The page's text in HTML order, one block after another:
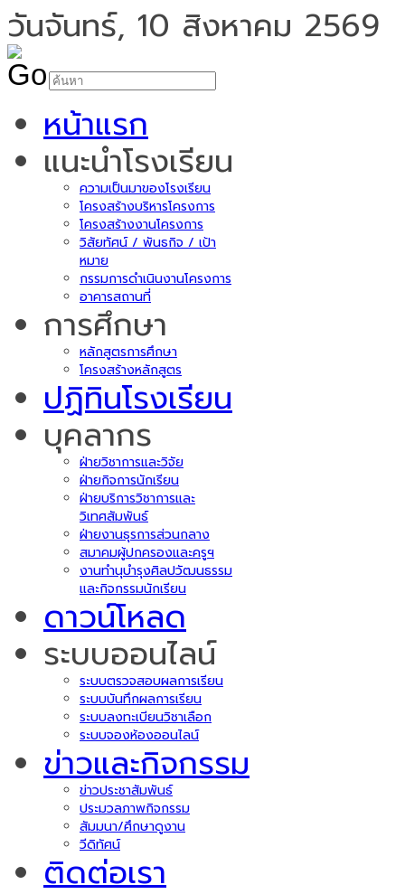
วันจันทร์, 10 สิงหาคม 2569
หน้าแรก
แนะนำโรงเรียน
ความเป็นมาของโรงเรียน
โครงสร้างบริหารโครงการ
โครงสร้างงานโครงการ
วิสัยทัศน์ / พันธกิจ / เป้า
หมาย
กรรมการดำเนินงานโครงการ
อาคารสถานที่
การศึกษา
หลักสูตรการศึกษา
โครงสร้างหลักสูตร
ปฏิทินโรงเรียน
บุคลากร
ฝ่ายวิชาการและวิจัย
ฝ่ายกิจการนักเรียน
ฝ่ายบริการวิชาการและ
วิเทศสัมพันธ์
ฝ่ายงานธุรการส่วนกลาง
สมาคมผู้ปกครองและครูฯ
งานทำนุบำรุงศิลปวัฒนธรรม
และกิจกรรมนักเรียน
ดาวน์โหลด
ระบบออนไลน์
ระบบตรวจสอบผลการเรียน
ระบบบันทึกผลการเรียน
ระบบลงทะเบียนวิชาเลือก
ระบบจองห้องออนไลน์
ข่าวและกิจกรรม
ข่าวประชาสัมพันธ์
ประมวลภาพกิจกรรม
สัมมนา/ศึกษาดูงาน
วีดิทัศน์
ติดต่อเรา